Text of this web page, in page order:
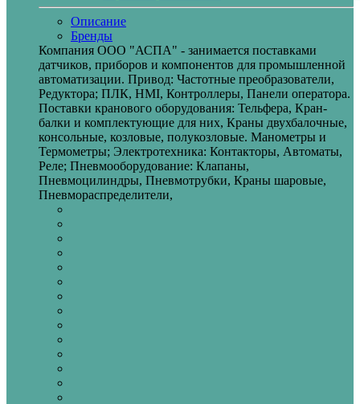
Описание
Бренды
Компания ООО "АСПА" - занимается поставками
датчиков, приборов и компонентов для промышленной
автоматизации. Привод: Частотные преобразователи,
Редуктора; ПЛК, HMI, Контроллеры, Панели оператора.
Поставки кранового оборудования: Тельфера, Кран-
балки и комплектующие для них, Краны двухбалочные,
консольные, козловые, полукозловые. Манометры и
Термометры; Электротехника: Контакторы, Автоматы,
Реле; Пневмооборудование: Клапаны,
Пневмоцилиндры, Пневмотрубки, Краны шаровые,
Пневмораспределители,